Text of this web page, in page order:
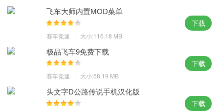
色彩缤纷的海滩场景地图，在风景如画的海滩上驾驶你最喜欢的定
全套更豪华车辆让您在飙车世界中体验枪声的刺激。
小编点评
玩家可以自定义各种车辆内容，为你带来更精彩的内容体验。
飞车大师内置MOD菜单
赛车竞速 大小:116.18 MB
下载
极品飞车9免费下载
赛车竞速 大小:58.19 MB
下载
头文字D公路传说手机汉化版
下载